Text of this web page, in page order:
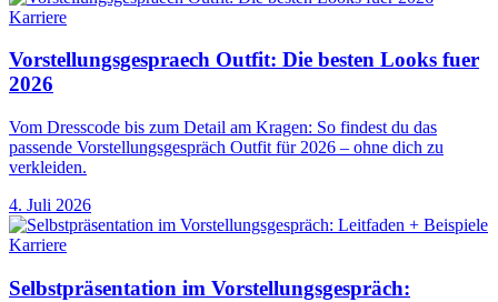
Karriere
Vorstellungsgespraech Outfit: Die besten Looks fuer
2026
Vom Dresscode bis zum Detail am Kragen: So findest du das
passende Vorstellungsgespräch Outfit für 2026 – ohne dich zu
verkleiden.
4. Juli 2026
Karriere
Selbstpräsentation im Vorstellungsgespräch: